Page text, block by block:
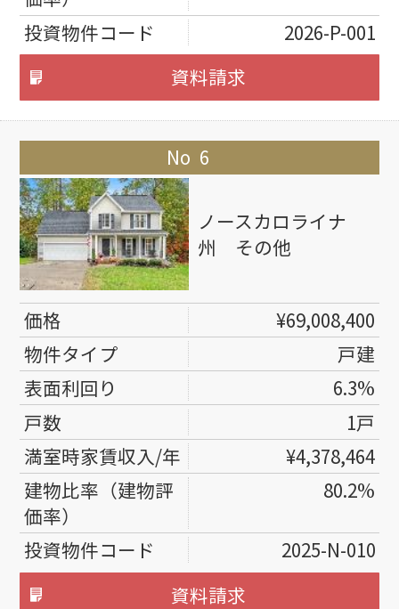
2026-P-001
資料請求
6
ノースカロライナ
州 その他
¥69,008,400
戸建
6.3%
1戸
¥4,378,464
80.2%
2025-N-010
資料請求